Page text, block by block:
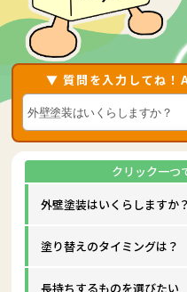
▼ 質問を入力してね！
外壁塗装はいくらしますか？
塗り替えのタイミングは？
長持ちするものを選びたい